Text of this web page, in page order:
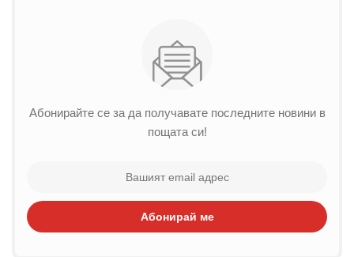
Абонирайте се за да получавате последните новини в
пощата си!
Абонирай ме